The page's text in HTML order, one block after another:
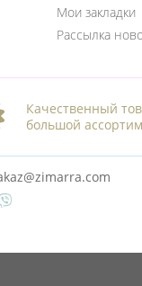
Мои закладки
Рассылка
Качественный
большой